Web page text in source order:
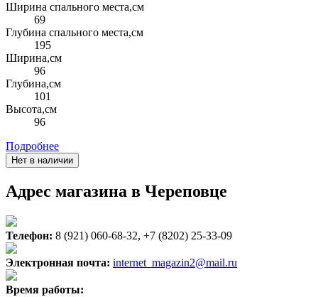
Ширина спального места,см
69
Глубина спального места,см
195
Ширина,см
96
Глубина,см
101
Высота,см
96
Подробнее
Нет в наличии
Адрес магазина в Череповце
Телефон: 8 (921) 060-68-32, +7 (8202) 25-33-09
Электронная почта: internet_magazin2@mail.ru
Время работы: